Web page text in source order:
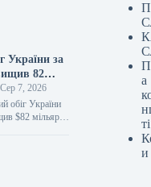
України за
82
Сер 7, 2026
обіг України
$82 мільярди
липня
обіг
а
ті
и